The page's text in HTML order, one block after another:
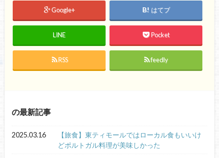
Google+ はてブ
LINE Pocket
RSS feedly
の最新記事
2025.03.16
【旅食】東ティモールではローカル食もいいけ
どポルトガル料理が美味しかった